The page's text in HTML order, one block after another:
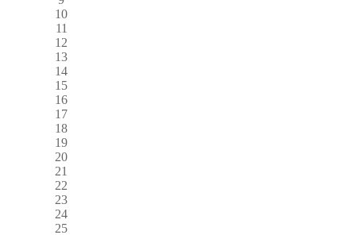
10
11
12
13
14
15
16
17
18
19
20
21
22
23
24
25